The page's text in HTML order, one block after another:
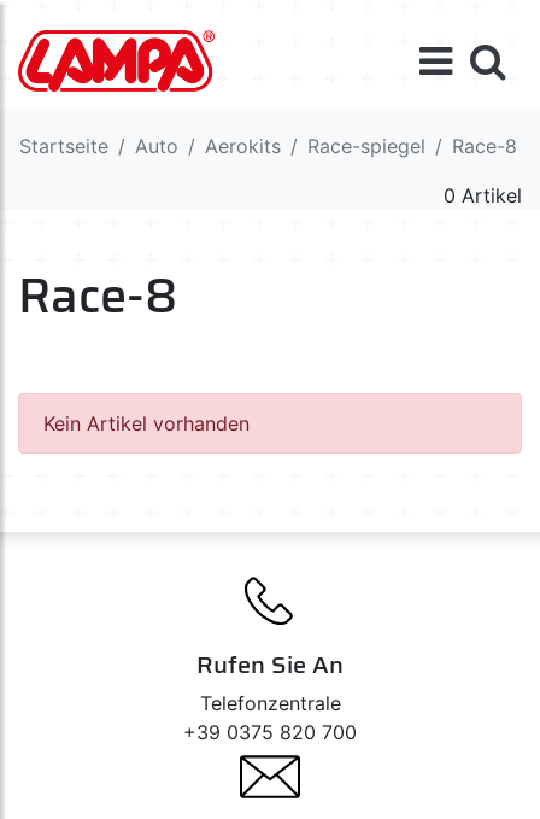
Startseite Auto Aerokits Race-spiegel Race-8
0 Artikel
Race-8
Kein Artikel vorhanden
Rufen Sie An
Telefonzentrale
+39 0375 820 700